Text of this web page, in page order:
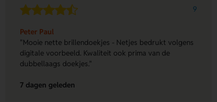
9
Peter Paul
"Mooie nette brillendoekjes - Netjes bedrukt volgens
digitale voorbeeld. Kwaliteit ook prima van de
dubbellaags doekjes."
7 dagen geleden